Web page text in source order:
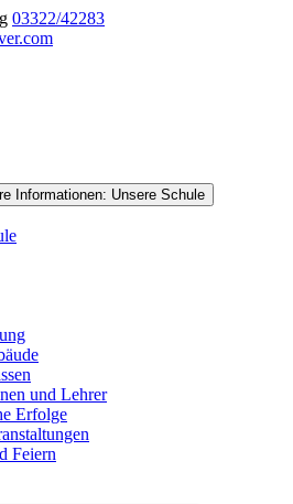
03322/42283
Informationen: Unsere Schule
und Lehrer
Erfolge
Feiern